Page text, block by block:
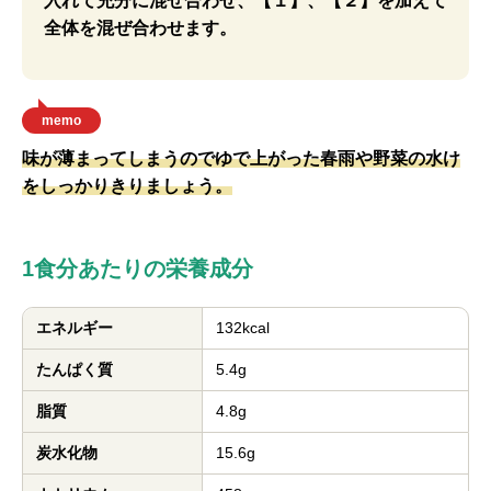
全体を混ぜ合わせます。
memo
味が薄まってしまうのでゆで上がった春雨や野菜の水け
をしっかりきりましょう。
1食分あたりの栄養成分
エネルギー 132kcal
たんぱく質 5.4g
脂質 4.8g
炭水化物 15.6g